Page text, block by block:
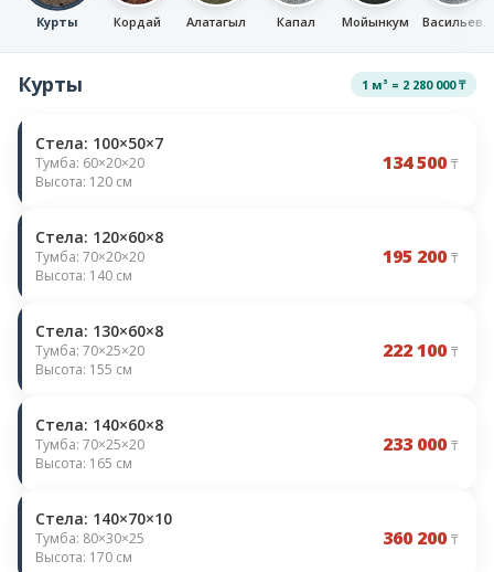
Курты Кордай Алатагыл Капал Мойынкум Васильев.
Курты 1 м³ = 2 280 000 ₸
Стела: 100×50×7
Тумба: 60×20×20
Высота: 120 см
134 500 ₸
Стела: 120×60×8
Тумба: 70×20×20
Высота: 140 см
195 200 ₸
Стела: 130×60×8
Тумба: 70×25×20
Высота: 155 см
222 100 ₸
Стела: 140×60×8
Тумба: 70×25×20
Высота: 165 см
233 000 ₸
Стела: 140×70×10
Тумба: 80×30×25
Высота: 170 см
360 200 ₸